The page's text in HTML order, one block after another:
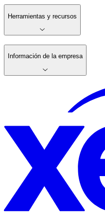
Herramientas y recursos
Información de la empresa